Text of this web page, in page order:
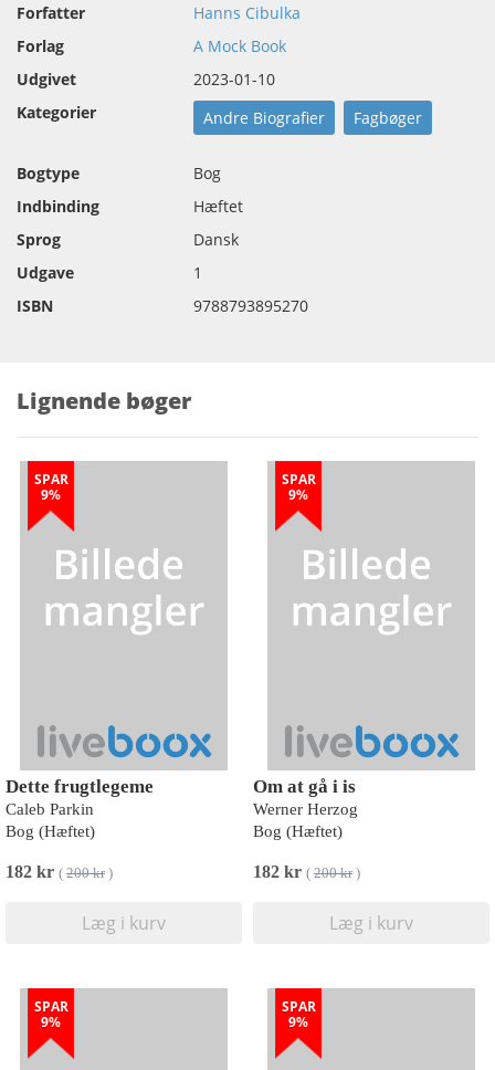
Forfatter
Hanns Cibulka
Forlag
A Mock Book
Udgivet
2023-01-10
Kategorier
Andre Biografier Fagbøger
Bogtype
Bog
Indbinding
Hæftet
Sprog
Dansk
Udgave
1
ISBN
9788793895270
Lignende bøger
SPAR
9%
Dette frugtlegeme
Caleb Parkin
Bog (Hæftet)
182 kr ( 200 kr)
Læg i kurv
SPAR
9%
Om at gå i is
Werner Herzog
Bog (Hæftet)
182 kr ( 200 kr)
Læg i kurv
SPAR
9%
SPAR
9%